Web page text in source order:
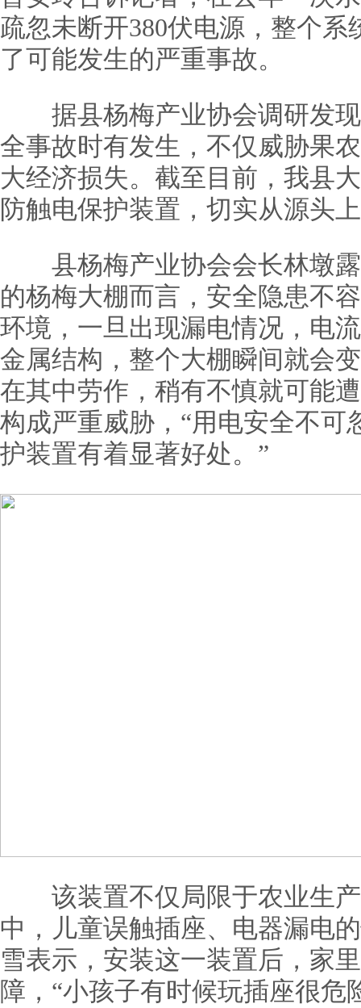
疏忽未断开380伏电源，整个
了可能发生的严重事故。
据县杨梅产业协会调研发现
全事故时有发生，不仅威胁果
大经济损失。截至目前，我县
防触电保护装置，切实从源头
县杨梅产业协会会长林墩露
的杨梅大棚而言，安全隐患不
环境，一旦出现漏电情况，电
金属结构，整个大棚瞬间就会
在其中劳作，稍有不慎就可能
构成严重威胁，“用电安全不可
护装置有着显著好处。”
该装置不仅局限于农业生产
中，儿童误触插座、电器漏电
雪表示，安装这一装置后，家
障，“小孩子有时候玩插座很